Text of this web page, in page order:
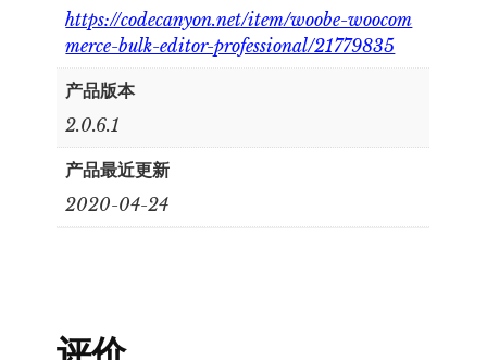
https://codecanyon.net/item/woobe-woocom
merce-bulk-editor-professional/21779835
产品版本
2.0.6.1
产品最近更新
2020-04-24